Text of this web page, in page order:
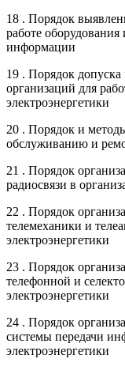
18 . Порядок
работе
информации
19 . Порядок
организаций для
электроэнергетики
20 . Порядок и
обслуживанию и
21 . Порядок
радиосвязи в
22 . Порядок
телемеханики и
электроэнергетики
23 . Порядок
телефонной и
электроэнергетики
24 . Порядок
системы передачи
электроэнергетики